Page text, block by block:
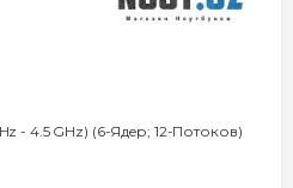
- 4.5 GHz) (6-Ядeр; 12-Потоков)